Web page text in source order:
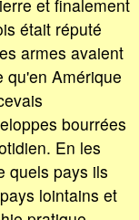
et finalement
était réputé
armes avaient
qu'en Amérique
bourrées
En les
quels pays ils
lointains et